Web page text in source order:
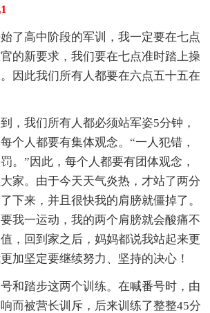
了高中阶段的军训，我一定要在七点
的新要求，我们要在七点准时踏上操
因此我们所有人都要在六点五十五在
，我们所有人都必须站军姿5分钟，
个人都要有集体观念。“一人犯错，
。”因此，每个人都要有团体观念，
家。由于今天天气炎热，才站了两分
下来，并且很快我的肩膀就僵掉了。
我一运动，我的两个肩膀就会酸痛不
，回到家之后，妈妈都说我站起来更
加坚定要继续努力、坚持的决心！
和踏步这两个训练。在喊番号时，由
而被营长训斥，后来训练了整整45分